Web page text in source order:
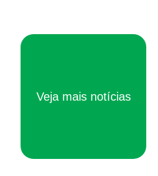
Veja mais notícias